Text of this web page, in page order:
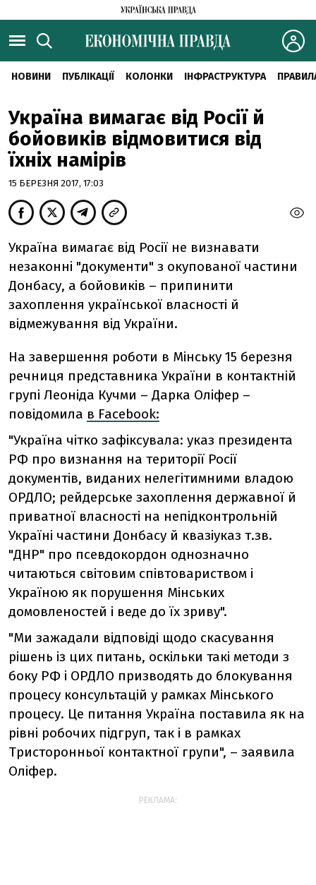
НОВИНИ ПУБЛІКАЦІЇ КОЛОНКИ ІНФРАСТРУКТУРА
Україна вимагає від Росії й
бойовиків відмовитися від
їхніх намірів
15 БЕРЕЗНЯ 2017, 17:03
Україна вимагає від Росії не визнавати
незаконні "документи" з окупованої частини
Донбасу, а бойовиків – припинити
захоплення української власності й
відмежування від України.
На завершення роботи в Мінську 15 березня
речниця представника України в контактній
групі Леоніда Кучми – Дарка Оліфер –
повідомила в Facebook:
"Україна чітко зафіксувала: указ президента
РФ про визнання на території Росії
документів, виданих нелегітимними владою
ОРДЛО; рейдерське захоплення державної й
приватної власності на непідконтрольній
Україні частини Донбасу й квазіуказ т.зв.
"ДНР" про псевдокордон однозначно
читаються світовим співтовариством і
Україною як порушення Мінських
домовленостей і веде до їх зриву".
"Ми зажадали відповіді щодо скасування
рішень із цих питань, оскільки такі методи з
боку РФ і ОРДЛО призводять до блокування
процесу консультацій у рамках Мінського
процесу. Це питання Україна поставила як на
рівні робочих підгруп, так і в рамках
Тристоронньої контактної групи", – заявила
Оліфер.
РЕКЛАМА: